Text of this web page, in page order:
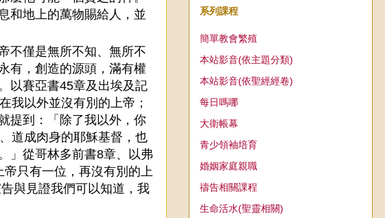
和地上的萬物賜給人，並
不僅是無所不知、無所不
有，創造的源頭，滿有權
以賽亞書45章及出埃及記
我以外並沒有別的上帝；
提到：「除了我以外，你
道成肉身的耶穌基督，也
」從哥林多前書8章、以弗
只有一位，再沒有別的上
與見證我們可以知道，我
系列課程
簡單教會繁殖
本站影音(依主題分類)
本站影音(依聖經經卷)
每日嗎哪
大衛帳幕
青少領袖培育
婚姻家庭親職
禱告相關課程
生命活水(聖靈相關)